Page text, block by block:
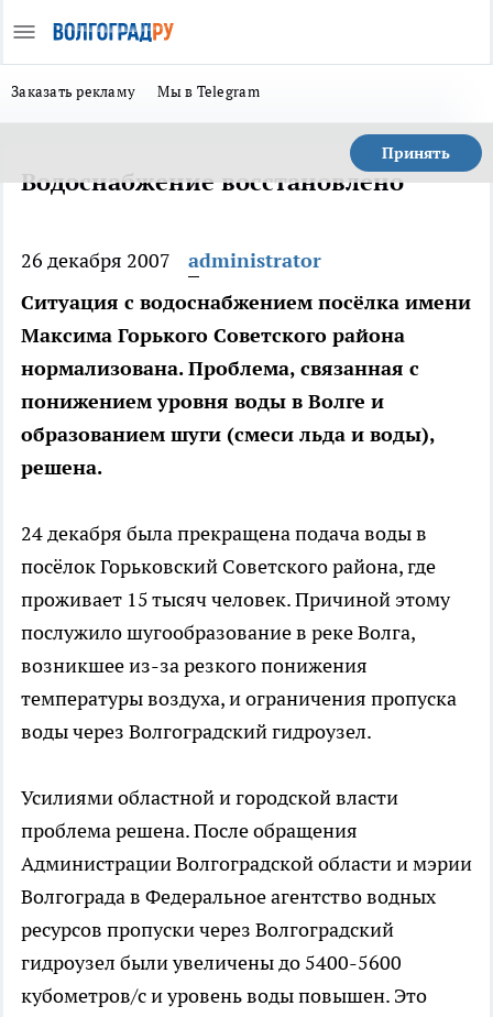
Заказать рекламу Мы в Telegram
Принять
Водоснабжение восстановлено
26 декабря 2007
administrator
Ситуация с водоснабжением посёлка имени
Максима Горького Советского района
нормализована. Проблема, связанная с
понижением уровня воды в Волге и
образованием шуги (смеси льда и воды),
решена.
24 декабря была прекращена подача воды в
посёлок Горьковский Советского района, где
проживает 15 тысяч человек. Причиной этому
послужило шугообразование в реке Волга,
возникшее из-за резкого понижения
температуры воздуха, и ограничения пропуска
воды через Волгоградский гидроузел.
Усилиями областной и городской власти
проблема решена. После обращения
Администрации Волгоградской области и мэрии
Волгограда в Федеральное агентство водных
ресурсов пропуски через Волгоградский
гидроузел были увеличены до 5400-5600
кубометров/с и уровень воды повышен. Это